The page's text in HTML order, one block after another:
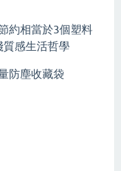
約相當於3個塑料
感生活哲學
防塵收藏袋